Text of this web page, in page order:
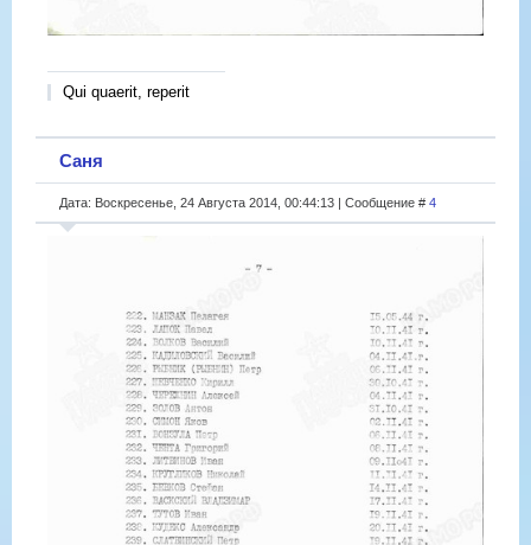
Qui quaerit, reperit
Саня
Дата: Воскресенье, 24 Августа 2014, 00:44:13 | Сообщение # 4